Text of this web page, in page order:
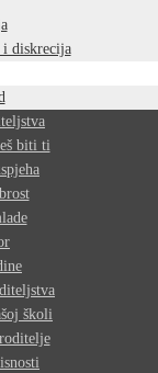
diskrecija
biti ti
školi